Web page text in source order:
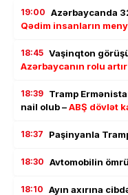
19:00 Azərbaycanda
Qədim insanların
18:45 Vaşinqton
Azərbaycanın rolu artır
18:39 Tramp
nail olub –ABŞ dövlət
18:37 Paşinyanla
18:30 Avtomobilin
18:10 Ayın axırına